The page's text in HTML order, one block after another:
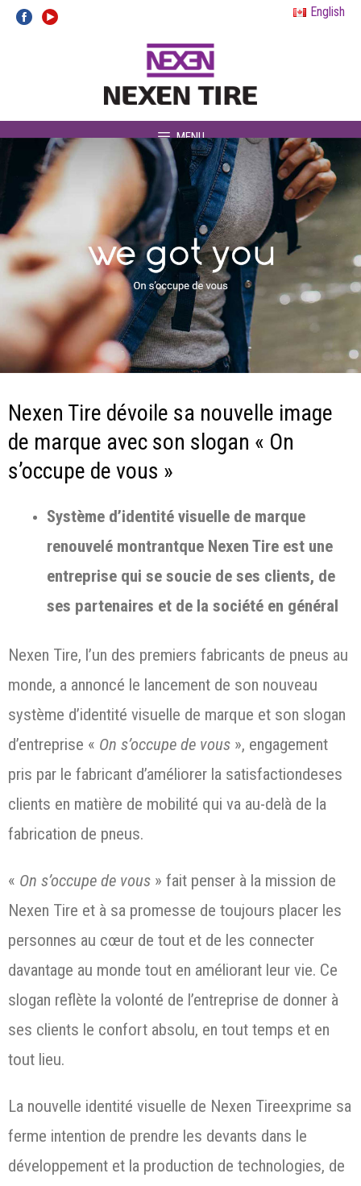
Aller
English
MENU
Nexen Tire dévoile sa nouvelle image
de marque avec son slogan « On
s’occupe de vous »
Système d’identité visuelle de marque
renouvelé montrantque Nexen Tire est une
entreprise qui se soucie de ses clients, de
ses partenaires et de la société en général
Nexen Tire, l’un des premiers fabricants de pneus au
monde, a annoncé le lancement de son nouveau
système d’identité visuelle de marque et son slogan
d’entreprise « On s’occupe de vous », engagement
pris par le fabricant d’améliorer la satisfactiondeses
clients en matière de mobilité qui va au-delà de la
fabrication de pneus.
« On s’occupe de vous » fait penser à la mission de
Nexen Tire et à sa promesse de toujours placer les
personnes au cœur de tout et de les connecter
davantage au monde tout en améliorant leur vie. Ce
slogan reflète la volonté de l’entreprise de donner à
ses clients le confort absolu, en tout temps et en
tout lieu.
La nouvelle identité visuelle de Nexen Tireexprime sa
ferme intention de prendre les devants dans le
développement et la production de technologies, de